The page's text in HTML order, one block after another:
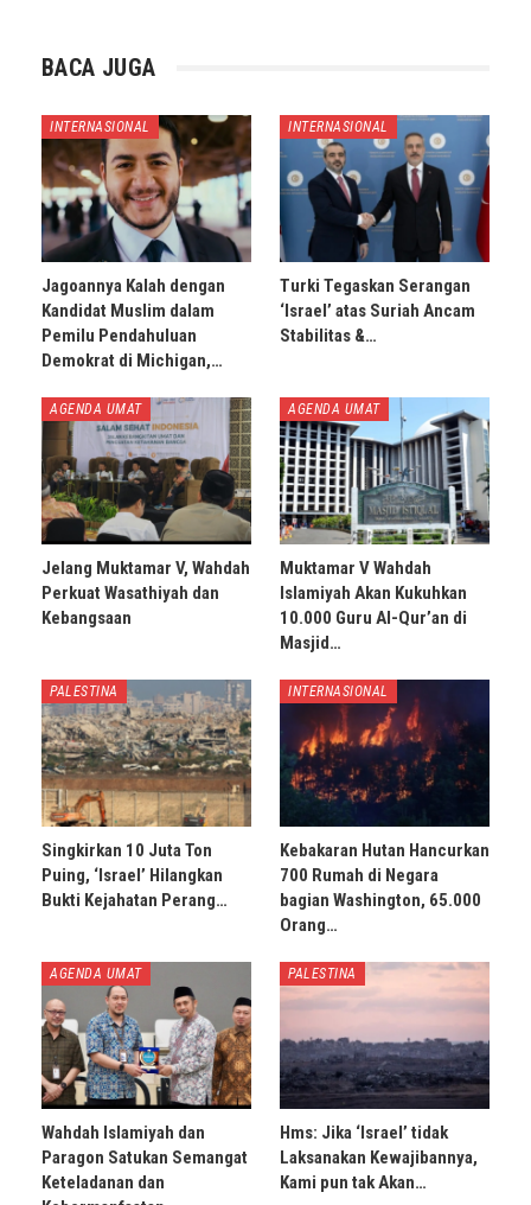
BACA JUGA
INTERNASIONAL
Jagoannya Kalah dengan
Kandidat Muslim dalam
Pemilu Pendahuluan
Demokrat di Michigan,…
INTERNASIONAL
Turki Tegaskan Serangan
‘Israel’ atas Suriah Ancam
Stabilitas &…
AGENDA UMAT
Jelang Muktamar V, Wahdah
Perkuat Wasathiyah dan
Kebangsaan
AGENDA UMAT
Muktamar V Wahdah
Islamiyah Akan Kukuhkan
10.000 Guru Al-Qur’an di
Masjid…
PALESTINA
Singkirkan 10 Juta Ton
Puing, ‘Israel’ Hilangkan
Bukti Kejahatan Perang…
INTERNASIONAL
Kebakaran Hutan Hancurkan
700 Rumah di Negara
bagian Washington, 65.000
Orang…
AGENDA UMAT
Wahdah Islamiyah dan
Paragon Satukan Semangat
Keteladanan dan
PALESTINA
Hms: Jika ‘Israel’ tidak
Laksanakan Kewajibannya,
Kami pun tak Akan…